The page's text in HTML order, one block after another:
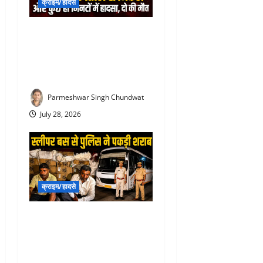
क्राइम/हादसे
Parmeshwar Singh Chundwat
July 28, 2026
क्राइम/हादसे